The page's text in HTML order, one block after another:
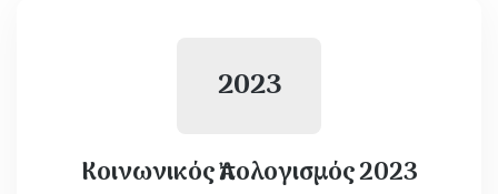
2023
Κοινωνικός Ἀπολογισμός 2023